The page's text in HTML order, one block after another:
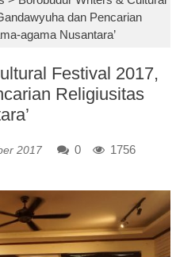
dan Pencarian
agama Nusantara’
Festival 2017,
Religiusitas
2017 0 1756